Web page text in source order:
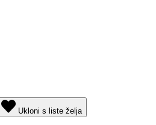
Ukloni s liste želja